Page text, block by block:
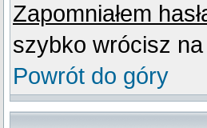
Zapomniałem
szybko wrócisz
Powrót do góry